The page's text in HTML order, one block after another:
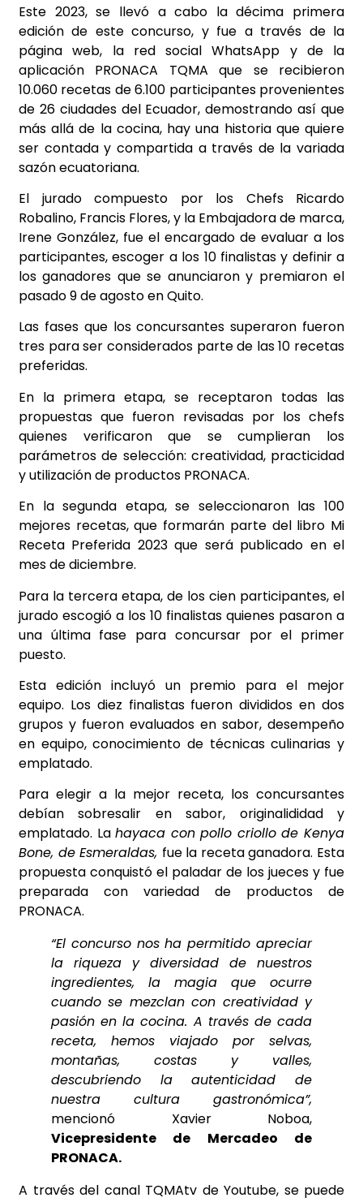
Este 2023, se llevó a cabo la décima primera
edición de este concurso, y fue a través de la
página web, la red social WhatsApp y de la
aplicación PRONACA TQMA que se recibieron
10.060 recetas de 6.100 participantes provenientes
de 26 ciudades del Ecuador, demostrando así que
más allá de la cocina, hay una historia que quiere
ser contada y compartida a través de la variada
sazón ecuatoriana.
El jurado compuesto por los Chefs Ricardo
Robalino, Francis Flores, y la Embajadora de marca,
Irene González, fue el encargado de evaluar a los
participantes, escoger a los 10 finalistas y definir a
los ganadores que se anunciaron y premiaron el
pasado 9 de agosto en Quito.
Las fases que los concursantes superaron fueron
tres para ser considerados parte de las 10 recetas
preferidas.
En la primera etapa, se receptaron todas las
propuestas que fueron revisadas por los chefs
quienes verificaron que se cumplieran los
parámetros de selección: creatividad, practicidad
y utilización de productos PRONACA.
En la segunda etapa, se seleccionaron las 100
mejores recetas, que formarán parte del libro Mi
Receta Preferida 2023 que será publicado en el
mes de diciembre.
Para la tercera etapa, de los cien participantes, el
jurado escogió a los 10 finalistas quienes pasaron a
una última fase para concursar por el primer
puesto.
Esta edición incluyó un premio para el mejor
equipo. Los diez finalistas fueron divididos en dos
grupos y fueron evaluados en sabor, desempeño
en equipo, conocimiento de técnicas culinarias y
emplatado.
Para elegir a la mejor receta, los concursantes
debían sobresalir en sabor, originalididad y
emplatado. Lahayaca con pollo criollo de Kenya
Bone, de Esmeraldas, fue la receta ganadora. Esta
propuesta conquistó el paladar de los jueces y fue
preparada con variedad de productos de
PRONACA.
“El concurso nos ha permitido apreciar
la riqueza y diversidad de nuestros
ingredientes, la magia que ocurre
cuando se mezclan con creatividad y
pasión en la cocina. A través de cada
receta, hemos viajado por selvas,
montañas, costas y valles,
descubriendo la autenticidad de
nuestra cultura gastronómica”,
mencionó Xavier Noboa,
Vicepresidente de Mercadeo de
PRONACA.
A través del canal TQMAtv de Youtube, se puede